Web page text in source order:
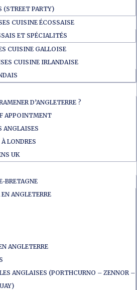
(STREET PARTY)
CUISINE ÉCOSSAISE
ET SPÉCIALITÉS
CUISINE GALLOISE
CUISINE IRLANDAISE
D’ANGLETERRE ?
APPOINTMENT
ANGLAISES
LONDRES
UK
BRETAGNE
ANGLETERRE
ANGLETERRE
ANGLAISES (PORTHCURNO – ZENNOR –